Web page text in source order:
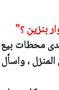
بنزين ؟"
محطات بيع
،